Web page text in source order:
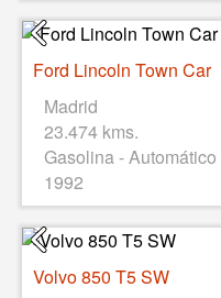
Ford Lincoln Town Car
Madrid
23.474 kms.
Gasolina - Automático
1992
Volvo 850 T5 SW